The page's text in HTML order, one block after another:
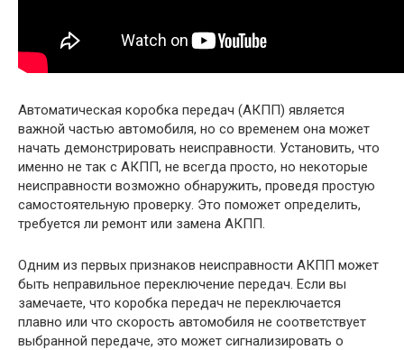
Автоматическая коробка передач (АКПП) является
важной частью автомобиля, но со временем она может
начать демонстрировать неисправности. Установить, что
именно не так с АКПП, не всегда просто, но некоторые
неисправности возможно обнаружить, проведя простую
самостоятельную проверку. Это поможет определить,
требуется ли ремонт или замена АКПП.
Одним из первых признаков неисправности АКПП может
быть неправильное переключение передач. Если вы
замечаете, что коробка передач не переключается
плавно или что скорость автомобиля не соответствует
выбранной передаче, это может сигнализировать о